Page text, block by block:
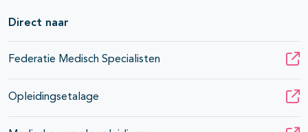
Direct naar
Federatie Medisch Specialisten
Opleidingsetalage